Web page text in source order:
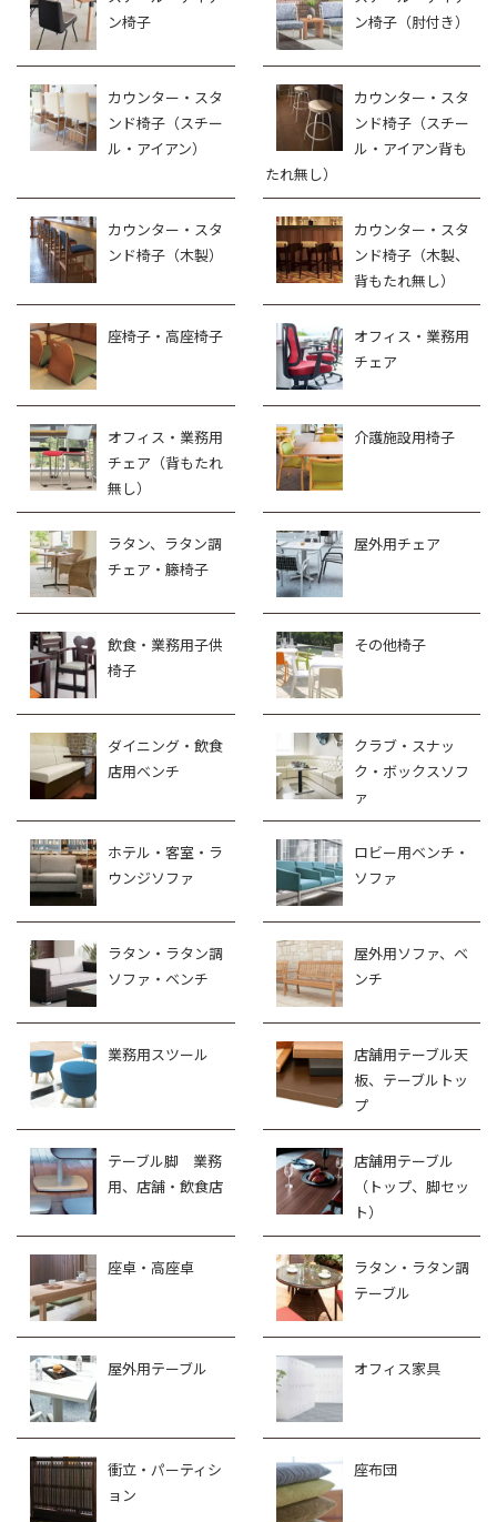
ン椅子
ン椅子（肘付き）
カウンター・スタ
ンド椅子（スチー
ル・アイアン）
カウンター・スタ
ンド椅子（スチー
ル・アイアン背も
たれ無し）
カウンター・スタ
ンド椅子（木製）
カウンター・スタ
ンド椅子（木製、
背もたれ無し）
座椅子・高座椅子
オフィス・業務用
チェア
オフィス・業務用
チェア（背もたれ
無し）
介護施設用椅子
ラタン、ラタン調
チェア・籐椅子
屋外用チェア
飲食・業務用子供
椅子
その他椅子
ダイニング・飲食
店用ベンチ
クラブ・スナッ
ク・ボックスソフ
ァ
ホテル・客室・ラ
ウンジソファ
ロビー用ベンチ・
ソファ
ラタン・ラタン調
ソファ・ベンチ
屋外用ソファ、ベ
ンチ
業務用スツール
店舗用テーブル天
板、テーブルトッ
プ
テーブル脚 業務
用、店舗・飲食店
店舗用テーブル
（トップ、脚セッ
ト）
座卓・高座卓
ラタン・ラタン調
テーブル
屋外用テーブル オフィス家具
衝立・パーティシ
ョン
座布団